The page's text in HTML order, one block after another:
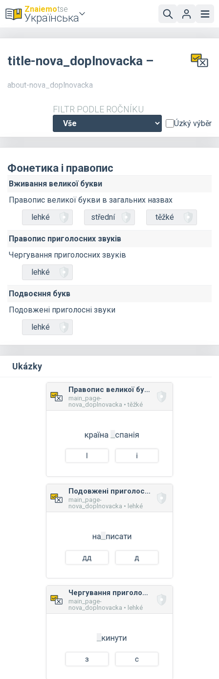
Znaiemotse
Українська
title-nova_doplnovacka –
about-nova_doplnovacka
FILTR PODLE ROČNÍKU
Úzký výběr
Фонетика і правопис
Вживання великої букви
Правопис великої букви в загальних назвах
lehké
střední těžké
Правопис приголосних звуків
Чергування приголосних звуків
lehké
Подвоєння букв
Подовжені приголосні звуки
lehké
Ukázky
Правопис великої букви в загальних назвах
main_page-
nova_doplnovacka • těžké
Подовжені приголосні звуки
main_page-
nova_doplnovacka • lehké
Чергування приголосних звуків
main_page-
nova_doplnovacka • lehké